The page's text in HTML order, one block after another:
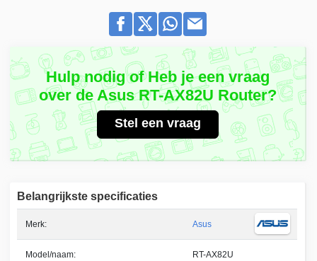
Hulp nodig of Heb je een vraag
over de Asus RT-AX82U Router?
Stel een vraag
Belangrijkste specificaties
Merk: Asus
Model/naam: RT-AX82U